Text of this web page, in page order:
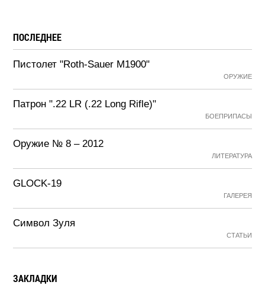
ПОСЛЕДНЕЕ
Пистолет "Roth-Sauer M1900"
ОРУЖИЕ
Патрон ".22 LR (.22 Long Rifle)"
БОЕПРИПАСЫ
Оружие № 8 – 2012
ЛИТЕРАТУРА
GLOCK-19
ГАЛЕРЕЯ
Символ Зуля
СТАТЬИ
ЗАКЛАДКИ